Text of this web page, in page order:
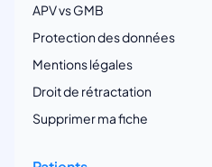
APV vs GMB
Protection des données
Mentions légales
Droit de rétractation
Supprimer ma fiche